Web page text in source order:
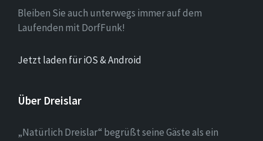
Bleiben Sie auch unterwegs immer auf dem
Laufenden mit DorfFunk!
Jetzt laden für iOS & Android
Über Dreislar
„Natürlich Dreislar“ begrüßt seine Gäste als ein